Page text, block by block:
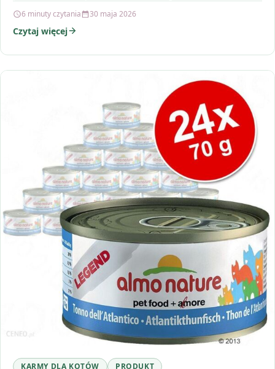
6 minuty czytania 30 maja 2026
Czytaj więcej
KARMY DLA KOTÓW PRODUKT